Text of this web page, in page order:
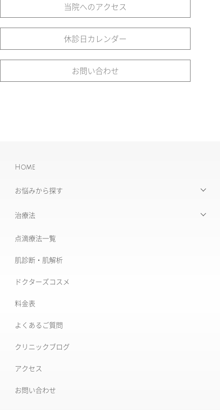
当院へのアクセス
休診日カレンダー
お問い合わせ
Home
お悩みから探す
【お悩みから探す】INDEX
たるみ治療
美肌治療・肌育
シミ取り治療
ニキビ治療専門外来
治療法
治療機器・設備一覧
フォトナ6D/4D
ソフウェーブ
XERF (ザーフ)
ワンダーフェイスプロ
ルビーフラクショナル
肝斑改善集中プラン
HARG＋療法
点滴療法一覧
肌診断・肌解析
ドクターズコスメ
料金表
よくあるご質問
クリニックブログ
アクセス
お問い合わせ